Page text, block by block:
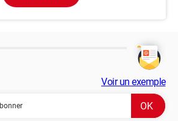
Voir un exemple